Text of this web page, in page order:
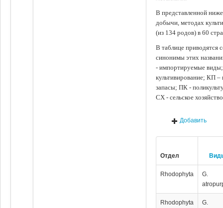
В представленной
добычи, методах
(из 134 родов) в 60
В таблице приводятся
синонимы этих
- импортируемые
культивирование; КП
запасы; ПК -
СХ - сельское
Добавить
Отдел
Rhodophyta
G.
Rhodophyta
G.